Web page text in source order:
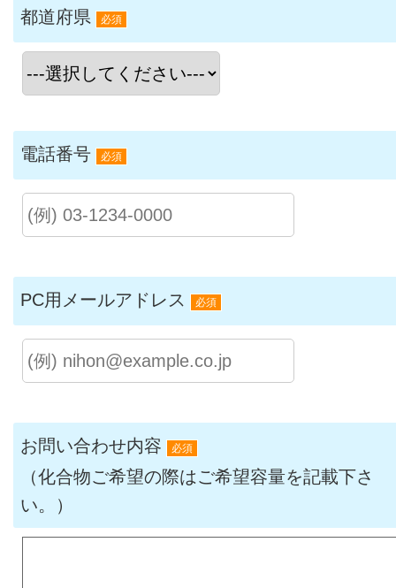
都道府県 必須
電話番号 必須
PC用メールアドレス 必須
お問い合わせ内容 必須
（化合物ご希望の際はご希望容量を記載下さ
い。）